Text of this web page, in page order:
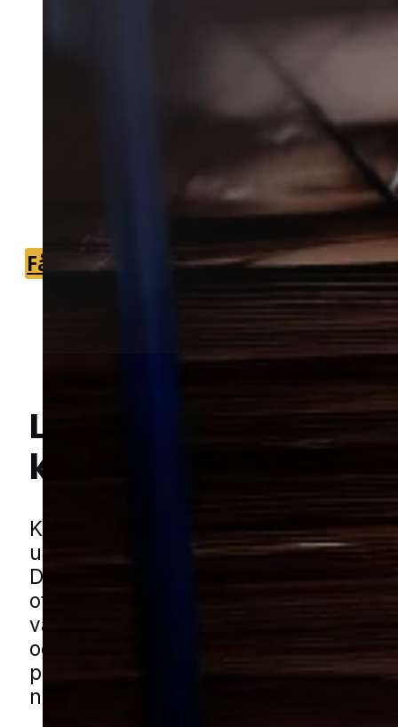
Effektiv kakkerlakbekæmpelse i
til både private og erhverv.
samarbejdspartner, der hurtigt kan
vurdere og håndtere dit
Få et tilbud +45 51 90 85 46
Lokal bekæmpelse
kakkerlakker
Kakkerlakker er et skadedyr mange
undgå at tænke på, indtil de pludselig
De kan sprede sig hurtigt indendørs
ofte en målrettet indsats for at
væk. Derfor er det vigtigt at reagere i
og få styr på både årsag og omfang,
problemet ikke vokser sig større end
nødvendigt.